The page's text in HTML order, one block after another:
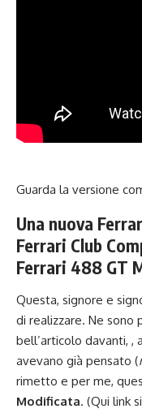
Guarda la versione
Una nuova
Ferrari Club
Ferrari 488 GT
Questa, signore e
di realizzare. Ne sono
bell’articolo davanti, ,
avevano già pensato (
rimetto e per me,
Modificata. (Qui link